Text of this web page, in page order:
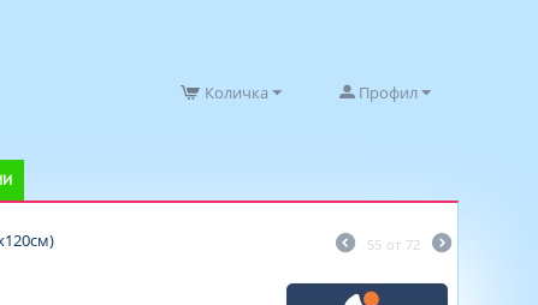
Профил
Количка
55 от 72